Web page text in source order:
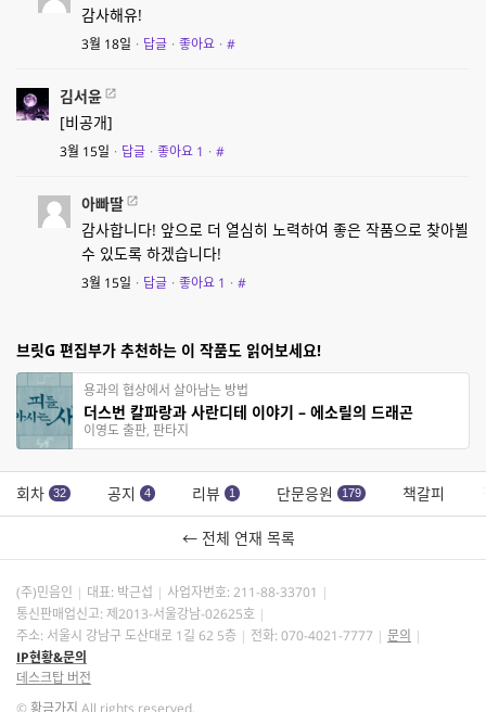
감사해유!
3월 18일 · 답글 · 좋아요 · #
김서윤
[비공개]
3월 15일 · 답글 · 좋아요 1 · #
아빠딸
감사합니다! 앞으로 더 열심히 노력하여 좋은 작품으로 찾아뵐
수 있도록 하겠습니다!
3월 15일 · 답글 · 좋아요 1 · #
브릿G 편집부가 추천하는 이 작품도 읽어보세요!
용과의 협상에서 살아남는 방법
더스번 칼파랑과 사란디테 이야기 – 에소릴의 드래곤
이영도 출판, 판타지
회차 32 공지 4 리뷰 1 단문응원 179 책갈피
← 전체 연재 목록
(주)민음인 대표: 박근섭 사업자번호: 211-88-33701
통신판매업신고: 제2013-서울강남-02625호
주소: 서울시 강남구 도산대로 1길 62 5층
전화: 070-4021-7777
문의
IP현황&문의
데스크탑 버전
©황금가지 All rights reserved.